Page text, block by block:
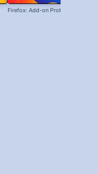
Firefox: Add-on Probleme beheben!